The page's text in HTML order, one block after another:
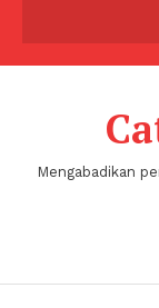
Mengabadikan